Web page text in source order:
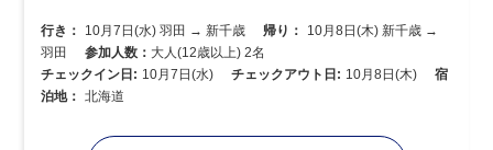
行き： 10月7日(水) 羽田 → 新千歳 帰り：
10月8日(木) 新千歳 →
羽田
参加人数： 大人(12歳以上) 2名
チェックイン日: 10月7日(水) チェックアウト日: 10月8日(木)
宿
泊地： 北海道